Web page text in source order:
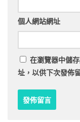
個人網站網址
在瀏覽器中儲
址，以供下次發佈